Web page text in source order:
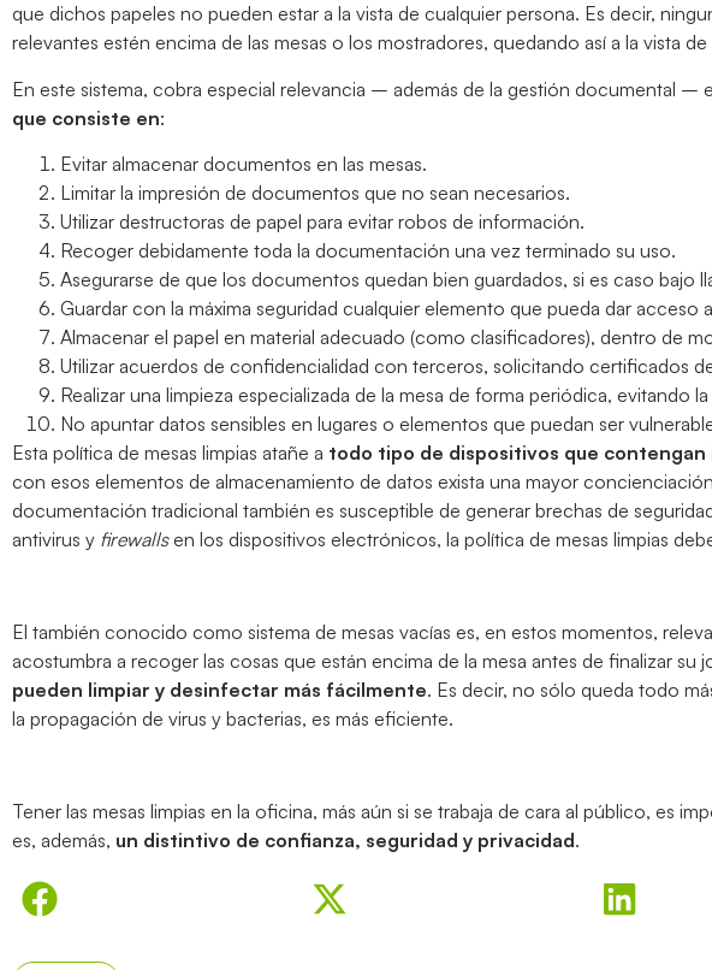
que dichos papeles no pueden estar a la vista de cualquier persona. Es decir,
relevantes estén encima de las mesas o los mostradores, quedando así a la vista
En este sistema, cobra especial relevancia – además de la gestión documental –
que consiste en:
Evitar almacenar documentos en las mesas.
Limitar la impresión de documentos que no sean necesarios.
Utilizar destructoras de papel para evitar robos de información.
Recoger debidamente toda la documentación una vez terminado su uso.
Asegurarse de que los documentos quedan bien guardados, si es caso bajo
Guardar con la máxima seguridad cualquier elemento que pueda dar
Almacenar el papel en material adecuado (como clasificadores), dentro de
Utilizar acuerdos de confidencialidad con terceros, solicitando certificados
Realizar una limpieza especializada de la mesa de forma periódica, evitando
No apuntar datos sensibles en lugares o elementos que puedan ser
Esta política de mesas limpias atañe a todo tipo de dispositivos que
con esos elementos de almacenamiento de datos exista una mayor
documentación tradicional también es susceptible de generar brechas de
antivirus y firewallsen los dispositivos electrónicos, la política de mesas limpias
El también conocido como sistema de mesas vacías es, en estos momentos,
acostumbra a recoger las cosas que están encima de la mesa antes de finalizar su
pueden limpiar y desinfectar más fácilmente. Es decir, no sólo queda todo
la propagación de virus y bacterias, es más eficiente.
Tener las mesas limpias en la oficina, más aún si se trabaja de cara al público, es
es, además, un distintivo de confianza, seguridad y privacidad.